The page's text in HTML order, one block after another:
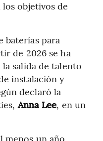
objetivos de
baterías para
de 2026 se ha
salida de talento
instalación y
declaró la
Anna Lee, en un
menos un año